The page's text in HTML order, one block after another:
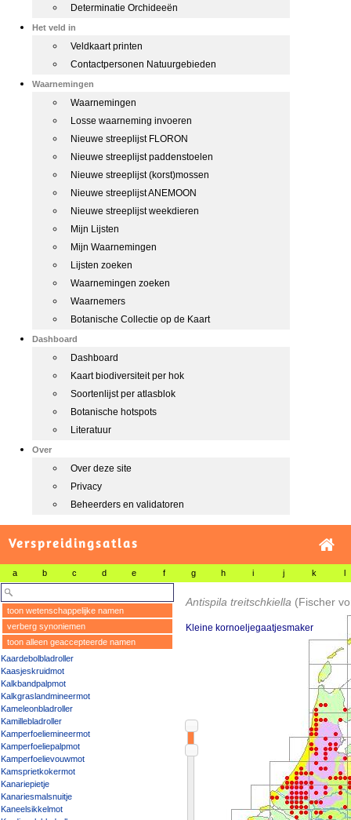
Determinatie Orchideeën
Het veld in
Veldkaart printen
Contactpersonen Natuurgebieden
Waarnemingen
Waarnemingen
Losse waarneming invoeren
Nieuwe streeplijst FLORON
Nieuwe streeplijst paddenstoelen
Nieuwe streeplijst (korst)mossen
Nieuwe streeplijst ANEMOON
Nieuwe streeplijst weekdieren
Mijn Lijsten
Mijn Waarnemingen
Lijsten zoeken
Waarnemingen zoeken
Waarnemers
Botanische Collectie op de Kaart
Dashboard
Dashboard
Kaart biodiversiteit per hok
Soortenlijst per atlasblok
Botanische hotspots
Literatuur
Over
Over deze site
Privacy
Beheerders en validatoren
Verspreidingsatlas
a b c d e f g h i j k l
toon wetenschappelijke namen
verberg synoniemen
toon alleen geaccepteerde namen
Kaardebolbladroller
Kaasjeskruidmot
Kalkbandpalpmot
Kalkgraslandmineermot
Kameleonbladroller
Kamillebladroller
Kamperfoeliemineermot
Kamperfoeliepalpmot
Kamperfoelievouwmot
Kamsprietkokermot
Kanariepietje
Kanariesmalsnuitje
Kaneelsikkelmot
Antispila treitschkiella (Fischer
Kleine kornoeljegaatjesmaker